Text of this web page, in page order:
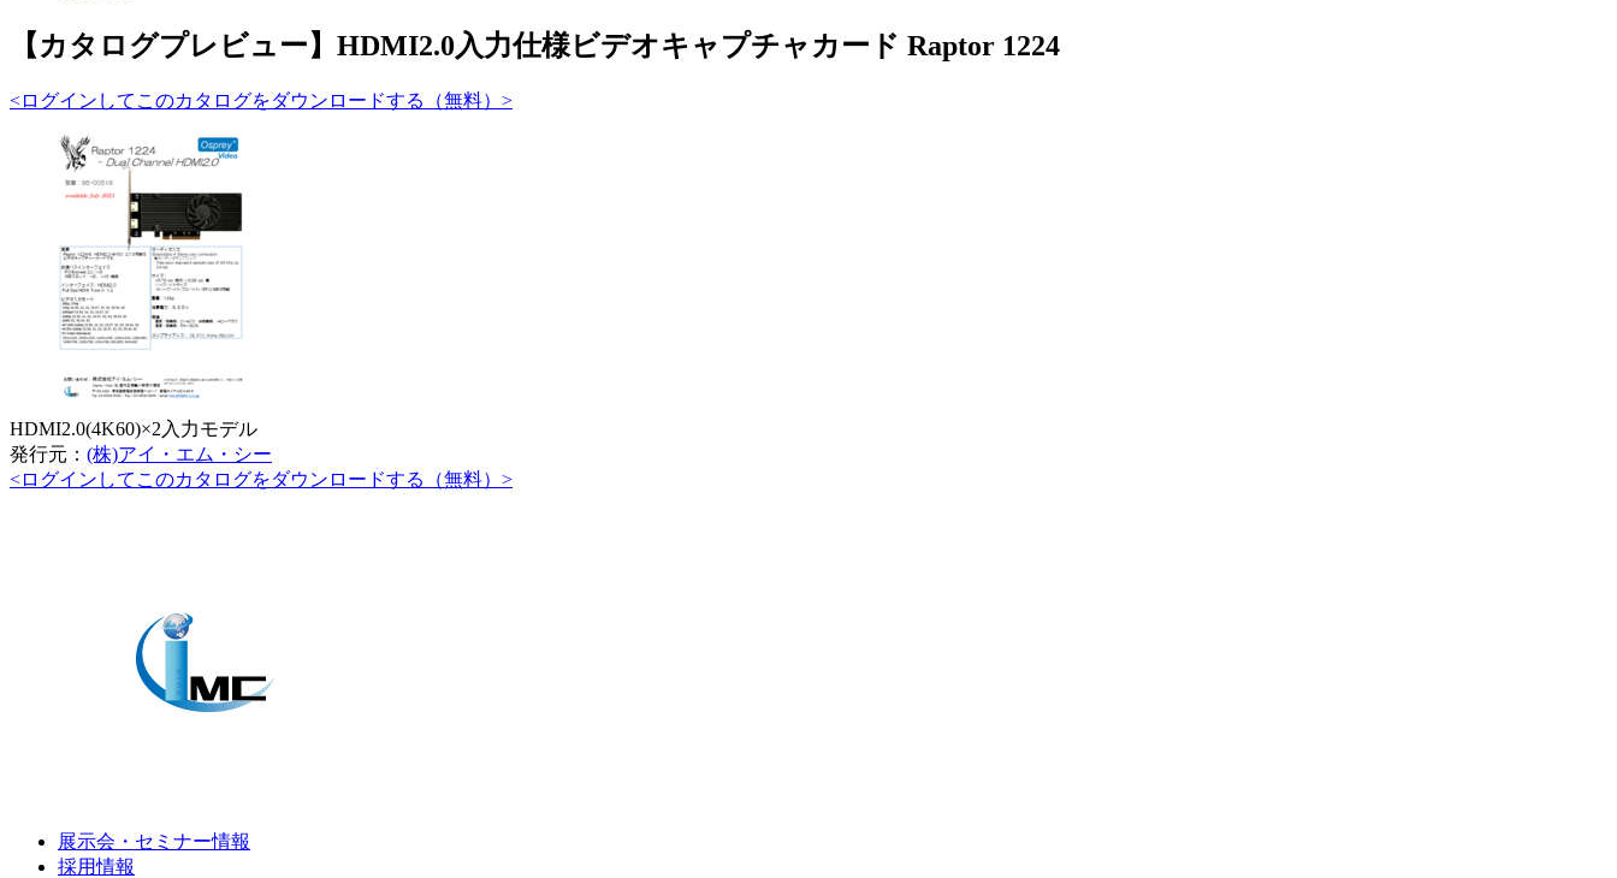
【カタログプレビュー】HDMI2.0入力仕様ビデオキャプチャカード Raptor 1224
<ログインしてこのカタログをダウンロードする（無料）>
HDMI2.0(4K60)×2入力モデル
発行元： (株)アイ・エム・シー
<ログインしてこのカタログをダウンロードする（無料）>
展示会・セミナー情報
採用情報